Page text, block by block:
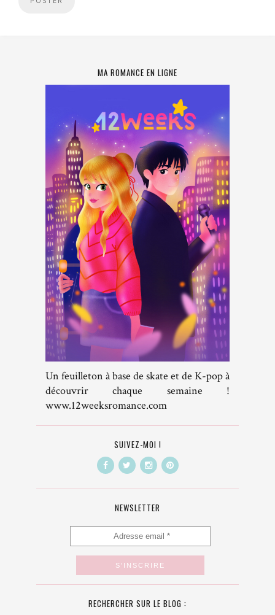
MA ROMANCE EN LIGNE
Un feuilleton à base de skate et de K-pop à
découvrir chaque semaine !
www.12weeksromance.com
SUIVEZ-MOI !
NEWSLETTER
RECHERCHER SUR LE BLOG :